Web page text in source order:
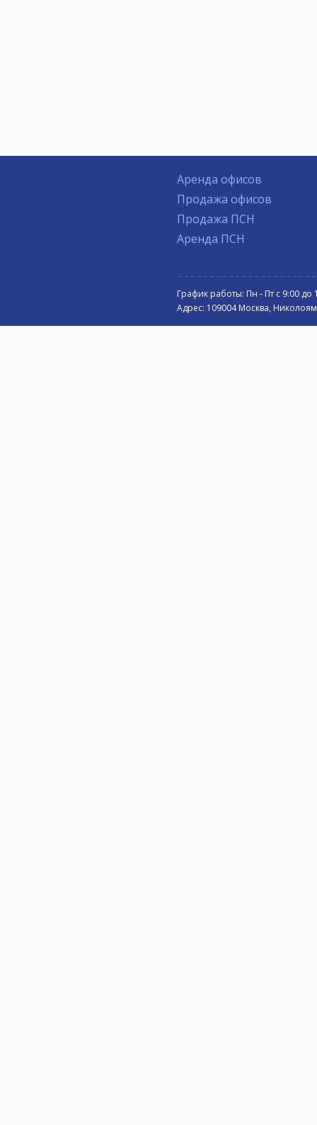
Аренда офисов
Продажа офисов
Продажа ПСН
Аренда ПСН
График работы: Пн - Пт с 9:00 до
Адрес: 109004 Москва,